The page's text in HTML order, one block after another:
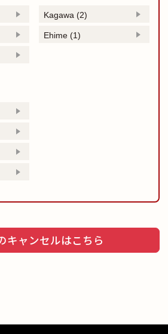
Kagawa (2)
Ehime (1)
キャンセルはこちら